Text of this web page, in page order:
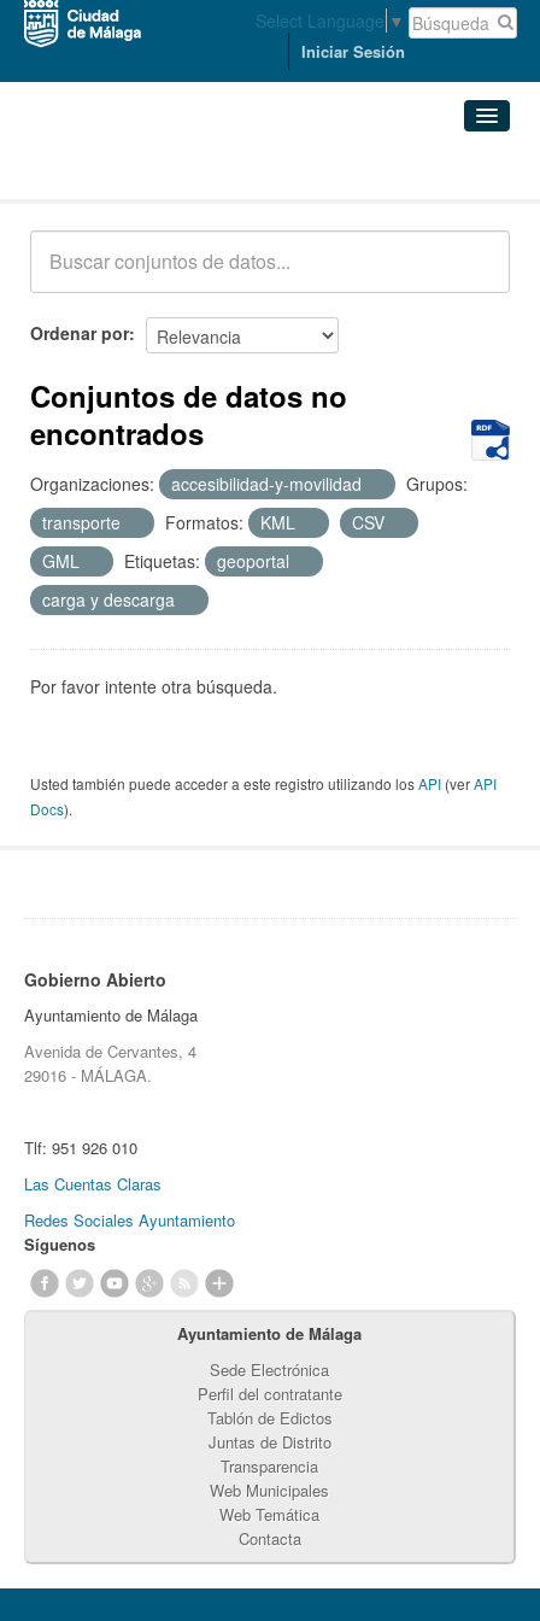
Select Language ▼
Iniciar Sesión
Acerca de
Ordenar por
Conjuntos de datos no
encontrados
Organizaciones: accesibilidad-y-movilidad
Grupos:
transporte
Formatos: KML
CSV
GML
Etiquetas:
geoportal
carga y descarga
Por favor intente otra búsqueda.
Usted también puede acceder a este registro utilizando losAPI (verAPI
Docs).
Gobierno Abierto
Ayuntamiento de Málaga
Avenida de Cervantes, 4
29016 - MÁLAGA.
Tlf: 951 926 010
Las Cuentas Claras
Redes Sociales Ayuntamiento
Síguenos
Ayuntamiento de Málaga
Sede Electrónica
Perfil del contratante
Tablón de Edictos
Juntas de Distrito
Transparencia
Web Municipales
Web Temática
Contacta